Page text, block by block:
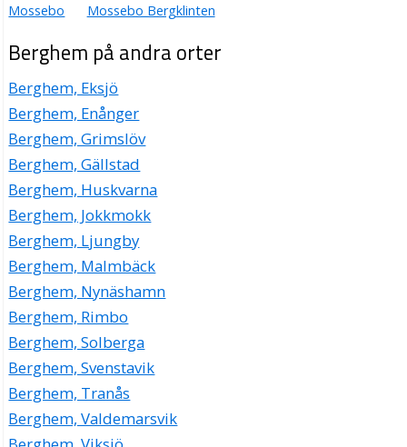
Mossebo
Mossebo Bergklinten
Berghem på andra orter
Berghem, Eksjö
Berghem, Enånger
Berghem, Grimslöv
Berghem, Gällstad
Berghem, Huskvarna
Berghem, Jokkmokk
Berghem, Ljungby
Berghem, Malmbäck
Berghem, Nynäshamn
Berghem, Rimbo
Berghem, Solberga
Berghem, Svenstavik
Berghem, Tranås
Berghem, Valdemarsvik